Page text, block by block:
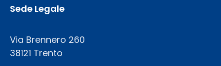
Sede Legale
Via Brennero 260
38121 Trento